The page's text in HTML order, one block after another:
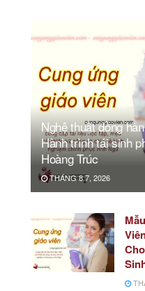
Nghệ thuật đồng
Hành trình tái sinh
Hoàng Trúc
THÁNG 8 7, 2026